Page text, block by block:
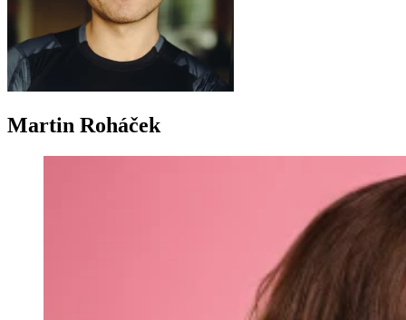
Martin Roháček